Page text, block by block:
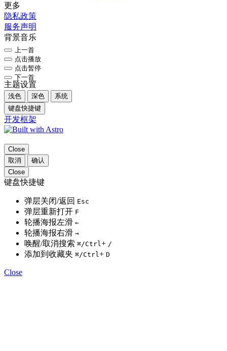
更多
隐私政策
服务声明
背景音乐
上一首
点击播放
点击暂停
下一首
主题设置
浅色 深色
系统
键盘快捷键
开发框架
Close
取消
确认
Close
键盘快捷键
弹层关闭/返回 Esc
弹层重新打开 F
轮播海报左滑 ←
轮播海报右滑 →
唤醒/取消搜索 ⌘/Ctrl+ /
添加到收藏夹 ⌘/Ctrl+ D
Close